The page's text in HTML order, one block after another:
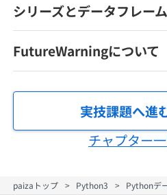
リファレンス
個人向けプラン
paiza times
note
シリーズとデータフレー
FutureWarningについて
実技課題へ進
チャプター
paizaトップ Python3 Pythonデ